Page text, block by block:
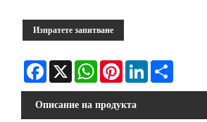
Изпратете запитване
Facebook
X WhatsAppPinterestLinkedIn
Описание на продукта